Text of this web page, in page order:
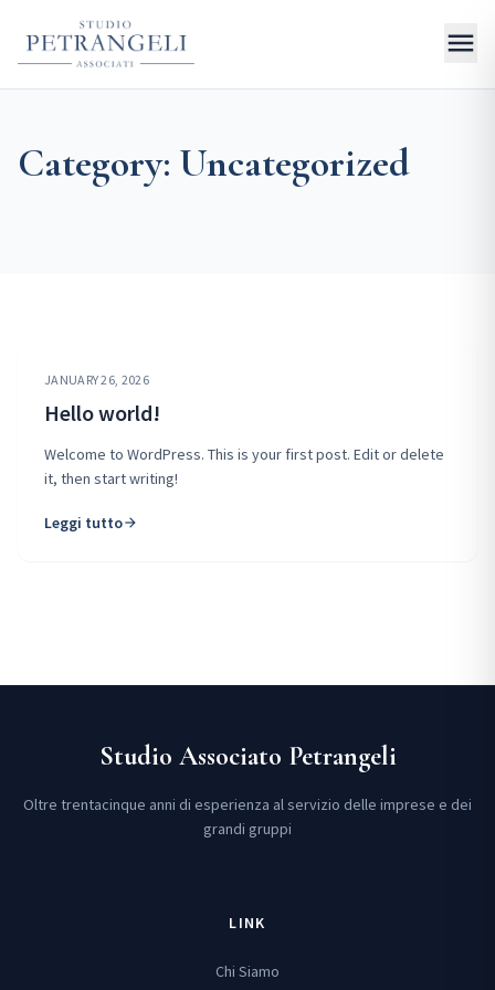
menu
Category: Uncategorized
JANUARY 26, 2026
Hello world!
Welcome to WordPress. This is your first post. Edit or delete
it, then start writing!
Leggi tuttoarrow_forward
Studio Associato Petrangeli
Oltre trentacinque anni di esperienza al servizio delle imprese e dei
grandi gruppi
LINK
Chi Siamo